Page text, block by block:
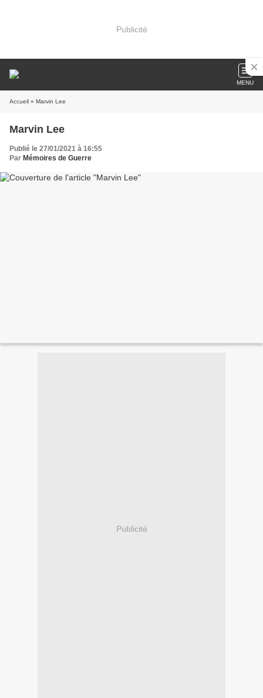
Publicité
MENU
Accueil » Marvin Lee
Marvin Lee
Publié le 27/01/2021 à 16:55
Par Mémoires de Guerre
Publicité